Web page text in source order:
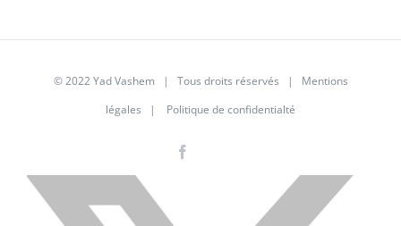
© 2022 Yad Vashem | Tous droits réservés | Mentions
légales | Politique de confidentialté
X